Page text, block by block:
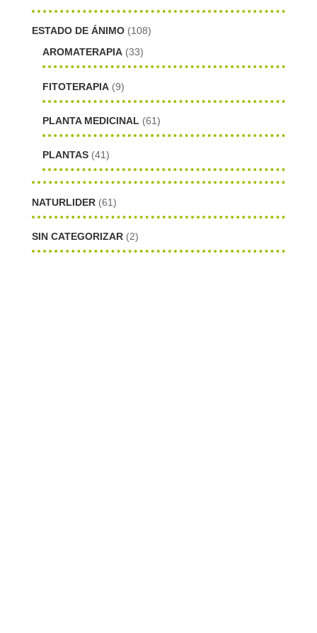
ESTADO DE ÁNIMO (108)
AROMATERAPIA (33)
FITOTERAPIA (9)
PLANTA MEDICINAL (61)
PLANTAS (41)
NATURLIDER (61)
SIN CATEGORIZAR (2)